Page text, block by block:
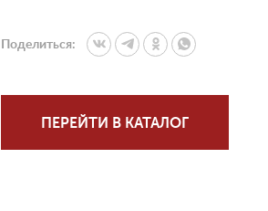
Поделиться:
ПЕРЕЙТИ В КАТАЛОГ